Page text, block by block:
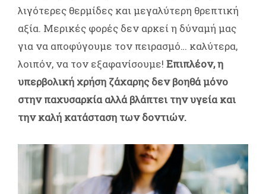
λιγότερες θερμίδες και μεγαλύτερη θρεπτική
αξία. Μερικές φορές δεν αρκεί η δύναμή μας
για να αποφύγουμε τον πειρασμό… καλύτερα,
λοιπόν, να τον εξαφανίσουμε! Επιπλέον, η
υπερβολική χρήση ζάχαρης δεν βοηθά μόνο
στην παχυσαρκία αλλά βλάπτει την υγεία και
την καλή κατάσταση των δοντιών.